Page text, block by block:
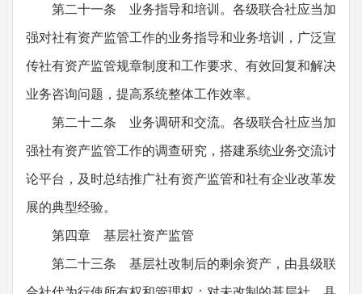
第二十一条 业务指导和培训。各级联合社应当加
强对社有资产监管工作的业务指导和业务培训，广泛宣
传社有资产监管规章制度和工作要求、有效回复和解决
业务咨询问题，提高系统整体工作效率。
第二十二条 业务调研和交流。各级联合社应当加
强社有资产监管工作的调查研究，搭建系统业务交流讨
论平台，及时总结推广社有资产监管和社有企业改革发
展的典型经验。
第四章 基层社资产监管
第二十三条 基层社改制后的剩余资产，由县级联